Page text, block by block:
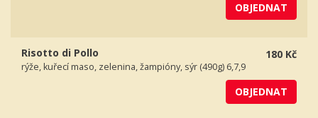
OBJEDNAT
180 Kč
Risotto di Pollo
rýže, kuřecí maso, zelenina, žampióny, sýr (490g) 6,7,9
OBJEDNAT